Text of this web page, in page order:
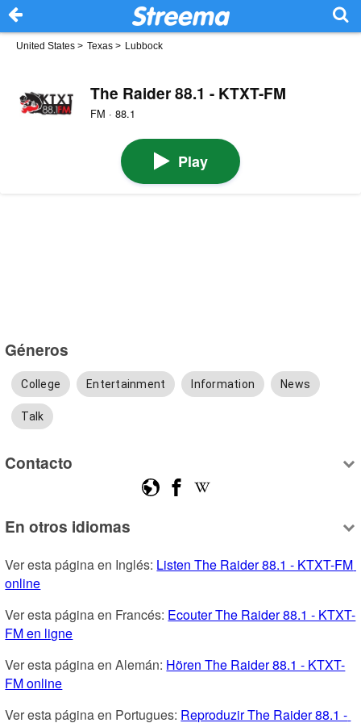
United States > Texas > Lubbock
The Raider 88.1 - KTXT-FM
FM · 88.1
Play
Géneros
College Entertainment Information News
Talk
Contacto
En otros idiomas
Ver esta página en Inglés: Listen The Raider 88.1 - KTXT-FM
online
Ver esta página en Francés: Ecouter The Raider 88.1 - KTXT-
FM en ligne
Ver esta página en Alemán: Hören The Raider 88.1 - KTXT-
FM online
Ver esta página en Portugues: Reproduzir The Raider 88.1 -